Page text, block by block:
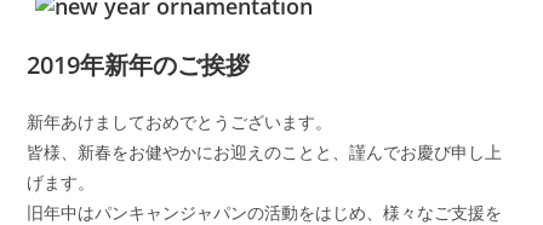
2019年新年のご挨拶
新年あけましておめでとうございます。
皆様、新春をお健やかにお迎えのことと、謹んでお慶び申し上
げます。
旧年中はパンキャンジャパンの活動をはじめ、様々なご支援を